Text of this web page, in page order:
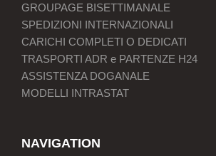
GROUPAGE BISETTIMANALE
SPEDIZIONI INTERNAZIONALI
CARICHI COMPLETI O DEDICATI
TRASPORTI ADR e PARTENZE H24
ASSISTENZA DOGANALE
MODELLI INTRASTAT
NAVIGATION